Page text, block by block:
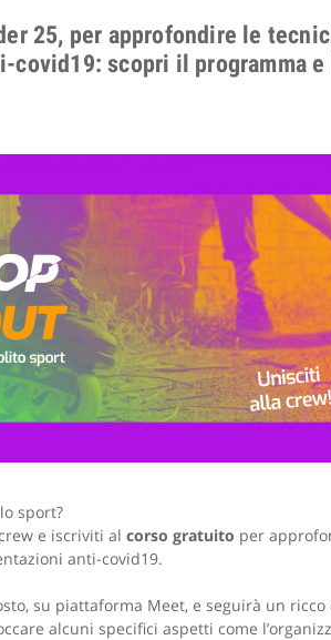
25, per approfondire le
scopri il programma e
sport?
e iscriviti alcorso gratuito per
anti-covid19.
su piattaforma Meet, e seguirà un
alcuni specifici aspetti come
CAMOLA SNC